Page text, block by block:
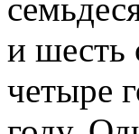
и шесть
четыре